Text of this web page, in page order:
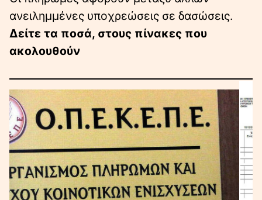
ανειλημμένες υποχρεώσεις σε δασώσεις.
Δείτε τα ποσά, στους πίνακες που
ακολουθούν